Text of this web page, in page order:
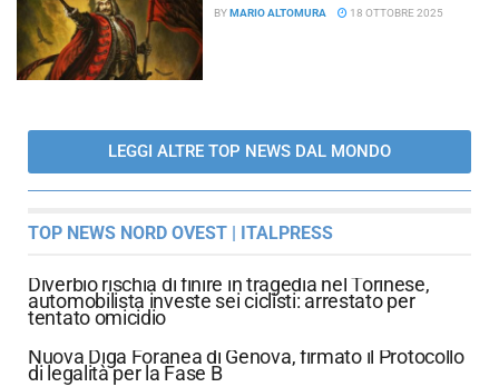
BYMARIO ALTOMURA 18 OTTOBRE 2025
LEGGI ALTRE TOP NEWS DAL MONDO
TOP NEWS NORD OVEST | ITALPRESS
Diverbio rischia di finire in tragedia nel Torinese,
automobilista investe sei ciclisti: arrestato per
tentato omicidio
Nuova Diga Foranea di Genova, firmato il Protocollo
di legalità per la Fase B